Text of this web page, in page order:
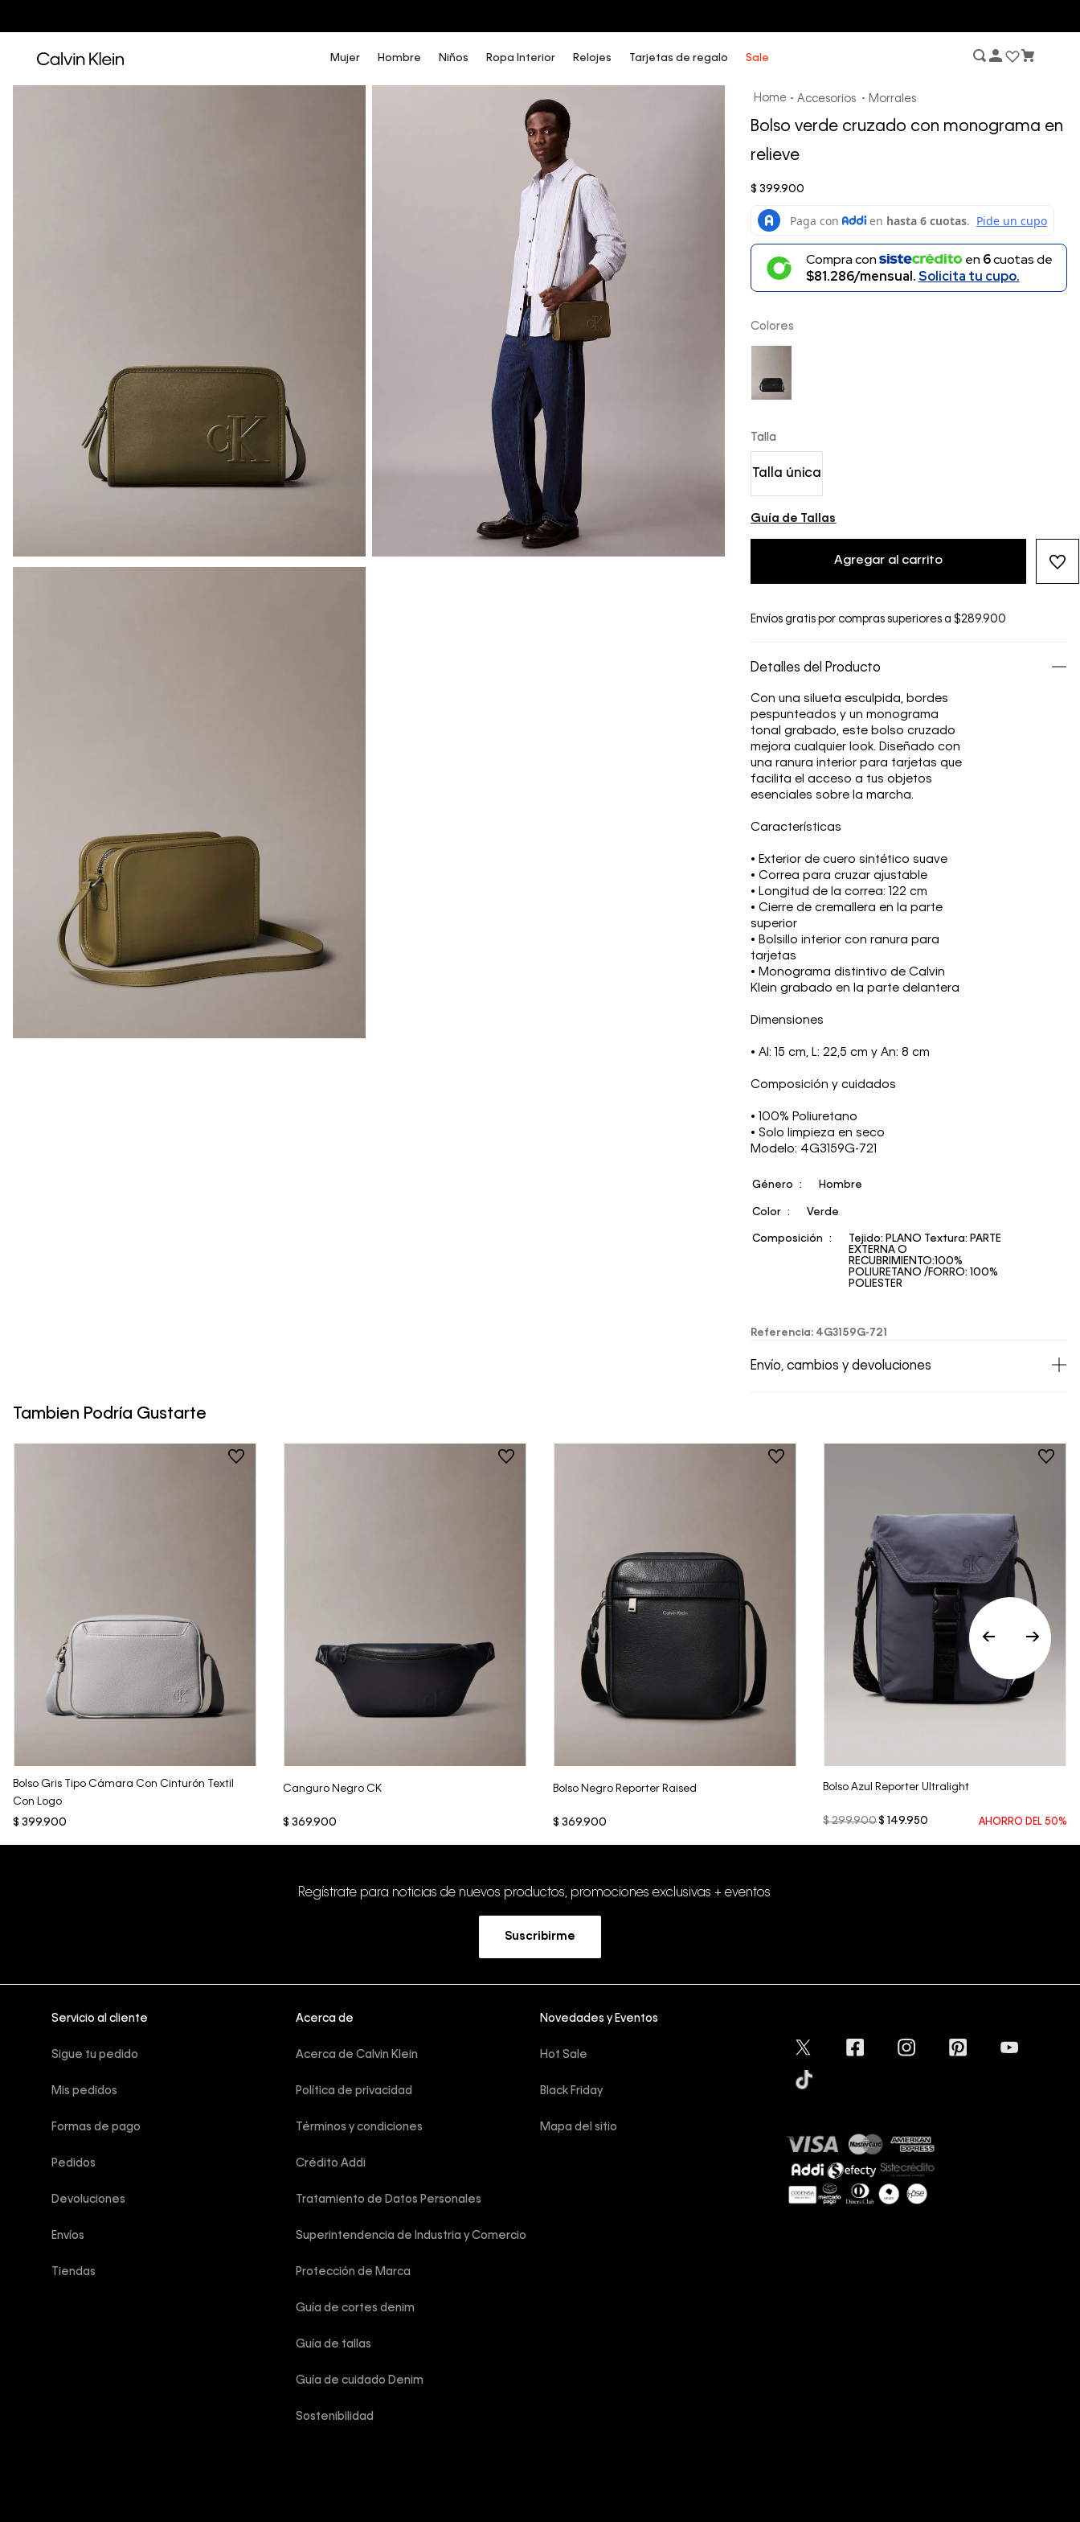
Mujer Hombre Niños Ropa Interior Relojes Tarjetas de regalo Sale
Accesorios Morrales
Bolso verde cruzado con monograma en
relieve
$ 399.900
Compra con en 6cuotas de
$81.286/mensual.Solicita tu cupo.
Colores
Talla
Talla única
Guía de Tallas
Agregar al carrito
Envíos gratis por compras superiores a $289.900
Detalles del Producto
Con una silueta esculpida, bordes
pespunteados y un monograma
tonal grabado, este bolso cruzado
mejora cualquier look. Diseñado con
una ranura interior para tarjetas que
facilita el acceso a tus objetos
esenciales sobre la marcha.
Características
• Exterior de cuero sintético suave
• Correa para cruzar ajustable
• Longitud de la correa: 122 cm
• Cierre de cremallera en la parte
superior
• Bolsillo interior con ranura para
tarjetas
• Monograma distintivo de Calvin
Klein grabado en la parte delantera
Dimensiones
• Al: 15 cm, L: 22,5 cm y An: 8 cm
Composición y cuidados
• 100% Poliuretano
• Solo limpieza en seco
Modelo: 4G3159G-721
Género Hombre
Color Verde
Composición
Tejido: PLANO Textura: PARTE
EXTERNA O
RECUBRIMIENTO:100%
POLIURETANO /FORRO: 100%
POLIESTER
Referencia: 4G3159G-721
Envío, cambios y devoluciones
devolver y cambiar en un período de 30 días
calendario tras la recepción.
nuestros clientes, no aceptamos
devoluciones en ropa interior y trajes de
Tambien Podría Gustarte
Bolso Gris Tipo Cámara Con Cinturón Textil
Con Logo
$ 399.900
Canguro Negro CK
$ 369.900
Bolso Negro Reporter Raised
$ 369.900
Bolso Azul Reporter Ultralight
$ 299.900$ 149.950 AHORRO DEL 50%
Regístrate para noticias de nuevos productos, promociones exclusivas + eventos
Suscribirme
Servicio al cliente
Sigue tu pedido
Mis pedidos
Formas de pago
Pedidos
Devoluciones
Envíos
Tiendas
Acerca de
Acerca de Calvin Klein
Política de privacidad
Términos y condiciones
Crédito Addi
Tratamiento de Datos Personales
Superintendencia de Industria y Comercio
Protección de Marca
Guía de cortes denim
Guía de tallas
Guía de cuidado Denim
Sostenibilidad
Novedades y Eventos
Hot Sale
Black Friday
Mapa del sitio